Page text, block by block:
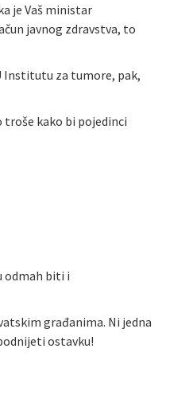
je Vaš ministar
javnog zdravstva, to
Institutu za tumore, pak,
troše kako bi pojedinci
odmah biti i
građanima. Ni jedna
ostavku!